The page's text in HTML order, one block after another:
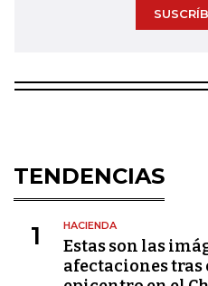
TENDENCIAS
1 HACIENDA
Estas son las
afectaciones tras